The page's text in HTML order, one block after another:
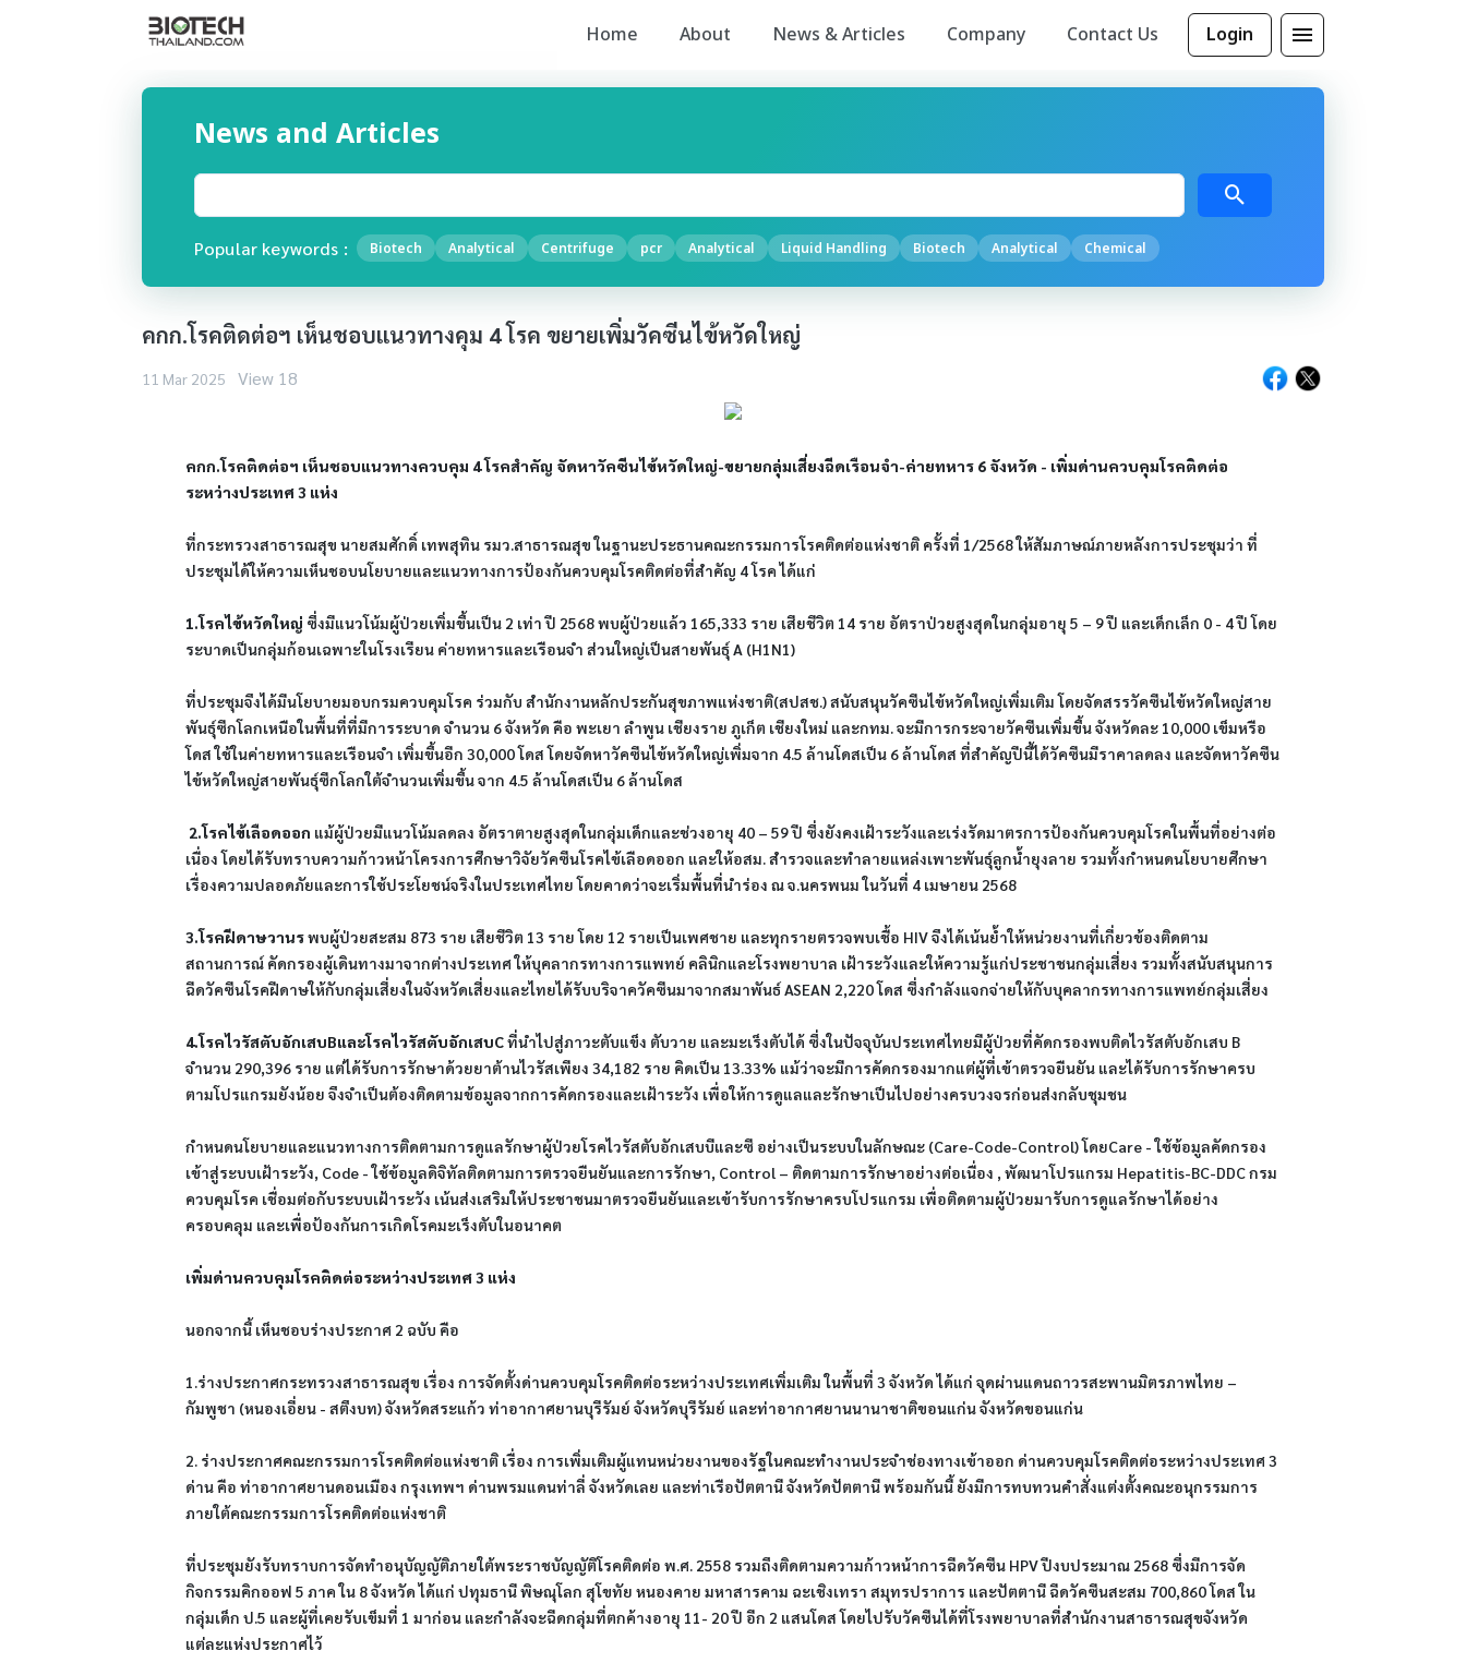
Home About News & Articles Company Contact Us Login
News and Articles
Popular keywords : Biotech Analytical Centrifuge pcr Analytical Liquid Handling Biotech Analytical Chemical
คกก.โรคติดต่อฯ เห็นชอบแนวทางคุม 4 โรค ขยายเพิ่มวัคซีนไข้หวัดใหญ่
11 Mar 2025 View 18
คกก.โรคติดต่อฯ เห็นชอบแนวทางควบคุม 4 โรคสำคัญ จัดหาวัคซีนไข้หวัดใหญ่-ขยายกลุ่มเสี่ยงฉีดเรือนจำ-ค่ายทหาร 6 จังหวัด - เพิ่มด่านควบคุมโรคติดต่อ
ระหว่างประเทศ 3 แห่ง
ที่กระทรวงสาธารณสุข นายสมศักดิ์ เทพสุทิน รมว.สาธารณสุข ในฐานะประธานคณะกรรมการโรคติดต่อแห่งชาติ ครั้งที่ 1/2568 ให้สัมภาษณ์ภายหลังการประชุมว่า ที่
ประชุมได้ให้ความเห็นชอบนโยบายและแนวทางการป้องกันควบคุมโรคติดต่อที่สำคัญ 4 โรค ได้แก่
1.โรคไข้หวัดใหญ่ ซึ่งมีแนวโน้มผู้ป่วยเพิ่มขึ้นเป็น 2 เท่า ปี 2568 พบผู้ป่วยแล้ว 165,333 ราย เสียชีวิต 14 ราย อัตราป่วยสูงสุดในกลุ่มอายุ 5 – 9 ปี และเด็กเล็ก 0 - 4 ปี โดย
ระบาดเป็นกลุ่มก้อนเฉพาะในโรงเรียน ค่ายทหารและเรือนจำ ส่วนใหญ่เป็นสายพันธุ์ A (H1N1)
ที่ประชุมจึงได้มีนโยบายมอบกรมควบคุมโรค ร่วมกับ สำนักงานหลักประกันสุขภาพแห่งชาติ(สปสช.) สนับสนุนวัคซีนไข้หวัดใหญ่เพิ่มเติม โดยจัดสรรวัคซีนไข้หวัดใหญ่สาย
พันธุ์ซีกโลกเหนือในพื้นที่ที่มีการระบาด จำนวน 6 จังหวัด คือ พะเยา ลำพูน เชียงราย ภูเก็ต เชียงใหม่ และกทม. จะมีการกระจายวัคซีนเพิ่มขึ้น จังหวัดละ 10,000 เข็มหรือ
โดส ใช้ในค่ายทหารและเรือนจำ เพิ่มขึ้นอีก 30,000 โดส โดยจัดหาวัคซีนไข้หวัดใหญ่เพิ่มจาก 4.5 ล้านโดสเป็น 6 ล้านโดส ที่สำคัญปีนี้ได้วัคซีนมีราคาลดลง และจัดหาวัคซีน
ไข้หวัดใหญ่สายพันธุ์ซีกโลกใต้จำนวนเพิ่มขึ้น จาก 4.5 ล้านโดสเป็น 6 ล้านโดส
2.โรคไข้เลือดออก แม้ผู้ป่วยมีแนวโน้มลดลง อัตราตายสูงสุดในกลุ่มเด็กและช่วงอายุ 40 – 59 ปี ซึ่งยังคงเฝ้าระวังและเร่งรัดมาตรการป้องกันควบคุมโรคในพื้นที่อย่างต่อ
เนื่อง โดยได้รับทราบความก้าวหน้าโครงการศึกษาวิจัยวัคซีนโรคไข้เลือดออก และให้อสม. สำรวจและทำลายแหล่งเพาะพันธุ์ลูกน้ำยุงลาย รวมทั้งกำหนดนโยบายศึกษา
เรื่องความปลอดภัยและการใช้ประโยชน์จริงในประเทศไทย โดยคาดว่าจะเริ่มพื้นที่นำร่อง ณ จ.นครพนม ในวันที่ 4 เมษายน 2568
3.โรคฝีดาษวานร พบผู้ป่วยสะสม 873 ราย เสียชีวิต 13 ราย โดย 12 รายเป็นเพศชาย และทุกรายตรวจพบเชื้อ HIV จึงได้เน้นย้ำให้หน่วยงานที่เกี่ยวข้องติดตาม
สถานการณ์ คัดกรองผู้เดินทางมาจากต่างประเทศ ให้บุคลากรทางการแพทย์ คลินิกและโรงพยาบาล เฝ้าระวังและให้ความรู้แก่ประชาชนกลุ่มเสี่ยง รวมทั้งสนับสนุนการ
ฉีดวัคซีนโรคฝีดาษให้กับกลุ่มเสี่ยงในจังหวัดเสี่ยงและไทยได้รับบริจาควัคซีนมาจากสมาพันธ์ ASEAN 2,220 โดส ซึ่งกำลังแจกจ่ายให้กับบุคลากรทางการแพทย์กลุ่มเสี่ยง
4.โรคไวรัสตับอักเสบBและโรคไวรัสตับอักเสบC ที่นำไปสู่ภาวะตับแข็ง ตับวาย และมะเร็งตับได้ ซึ่งในปัจจุบันประเทศไทยมีผู้ป่วยที่คัดกรองพบติดไวรัสตับอักเสบ B
จำนวน 290,396 ราย แต่ได้รับการรักษาด้วยยาต้านไวรัสเพียง 34,182 ราย คิดเป็น 13.33% แม้ว่าจะมีการคัดกรองมากแต่ผู้ที่เข้าตรวจยืนยัน และได้รับการรักษาครบ
ตามโปรแกรมยังน้อย จึงจำเป็นต้องติดตามข้อมูลจากการคัดกรองและเฝ้าระวัง เพื่อให้การดูแลและรักษาเป็นไปอย่างครบวงจรก่อนส่งกลับชุมชน
กำหนดนโยบายและแนวทางการติดตามการดูแลรักษาผู้ป่วยโรคไวรัสตับอักเสบบีและซี อย่างเป็นระบบในลักษณะ (Care-Code-Control) โดยCare - ใช้ข้อมูลคัดกรอง
เข้าสู่ระบบเฝ้าระวัง, Code - ใช้ข้อมูลดิจิทัลติดตามการตรวจยืนยันและการรักษา, Control – ติดตามการรักษาอย่างต่อเนื่อง , พัฒนาโปรแกรม Hepatitis-BC-DDC กรม
ควบคุมโรค เชื่อมต่อกับระบบเฝ้าระวัง เน้นส่งเสริมให้ประชาชนมาตรวจยืนยันและเข้ารับการรักษาครบโปรแกรม เพื่อติดตามผู้ป่วยมารับการดูแลรักษาได้อย่าง
ครอบคลุม และเพื่อป้องกันการเกิดโรคมะเร็งตับในอนาคต
เพิ่มด่านควบคุมโรคติดต่อระหว่างประเทศ 3 แห่ง
นอกจากนี้ เห็นชอบร่างประกาศ 2 ฉบับ คือ
1.ร่างประกาศกระทรวงสาธารณสุข เรื่อง การจัดตั้งด่านควบคุมโรคติดต่อระหว่างประเทศเพิ่มเติม ในพื้นที่ 3 จังหวัด ได้แก่ จุดผ่านแดนถาวรสะพานมิตรภาพไทย –
กัมพูชา (หนองเอี่ยน - สตึงบท) จังหวัดสระแก้ว ท่าอากาศยานบุรีรัมย์ จังหวัดบุรีรัมย์ และท่าอากาศยานนานาชาติขอนแก่น จังหวัดขอนแก่น
2. ร่างประกาศคณะกรรมการโรคติดต่อแห่งชาติ เรื่อง การเพิ่มเติมผู้แทนหน่วยงานของรัฐในคณะทำงานประจำช่องทางเข้าออก ด่านควบคุมโรคติดต่อระหว่างประเทศ 3
ด่าน คือ ท่าอากาศยานดอนเมือง กรุงเทพฯ ด่านพรมแดนท่าลี่ จังหวัดเลย และท่าเรือปัตตานี จังหวัดปัตตานี พร้อมกันนี้ ยังมีการทบทวนคำสั่งแต่งตั้งคณะอนุกรรมการ
ภายใต้คณะกรรมการโรคติดต่อแห่งชาติ
ที่ประชุมยังรับทราบการจัดทำอนุบัญญัติภายใต้พระราชบัญญัติโรคติดต่อ พ.ศ. 2558 รวมถึงติดตามความก้าวหน้าการฉีดวัคซีน HPV ปีงบประมาณ 2568 ซึ่งมีการจัด
กิจกรรมคิกออฟ 5 ภาค ใน 8 จังหวัด ได้แก่ ปทุมธานี พิษณุโลก สุโขทัย หนองคาย มหาสารคาม ฉะเชิงเทรา สมุทรปราการ และปัตตานี ฉีดวัคซีนสะสม 700,860 โดส ใน
กลุ่มเด็ก ป.5 และผู้ที่เคยรับเข็มที่ 1 มาก่อน และกำลังจะฉีดกลุ่มที่ตกค้างอายุ 11- 20 ปี อีก 2 แสนโดส โดยไปรับวัคซีนได้ที่โรงพยาบาลที่สำนักงานสาธารณสุขจังหวัด
แต่ละแห่งประกาศไว้